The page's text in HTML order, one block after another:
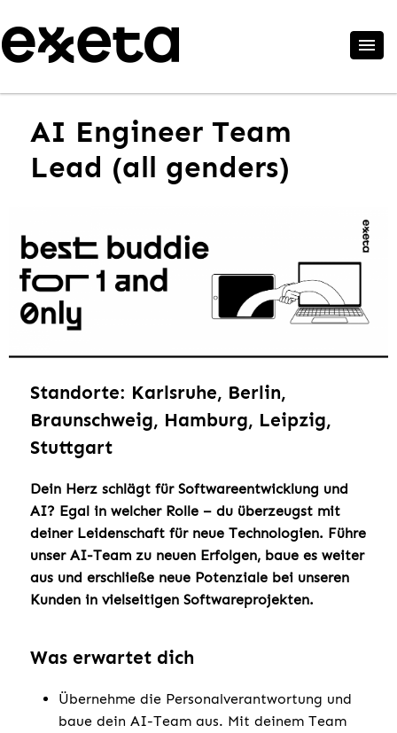
AI Engineer Team
Lead (all genders)
Standorte: Karlsruhe, Berlin,
Braunschweig, Hamburg, Leipzig,
Stuttgart
Dein Herz schlägt für Softwareentwicklung und
AI? Egal in welcher Rolle – du überzeugst mit
deiner Leidenschaft für neue Technologien. Führe
unser AI-Team zu neuen Erfolgen, baue es weiter
aus und erschließe neue Potenziale bei unseren
Kunden in vielseitigen Softwareprojekten.
Was erwartet dich
Übernehme die Personalverantwortung und
baue dein AI-Team aus. Mit deinem Team